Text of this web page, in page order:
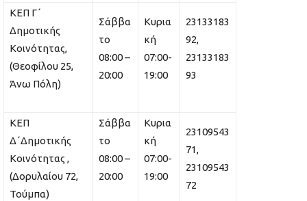
ΚΕΠ Γ΄
Δημοτικής
Κοινότητας,
(Θεοφίλου 25,
Άνω Πόλη)
Σάββα
το
08:00 –
20:00
Κυρια
κή
07:00-
19:00
23133183
92,
23133183
93
ΚΕΠ
Δ΄Δημοτικής
Κοινότητας ,
(Δορυλαίου 72,
Τούμπα)
Σάββα
το
08:00 –
20:00
Κυρια
κή
07:00-
19:00
23109543
71,
23109543
72